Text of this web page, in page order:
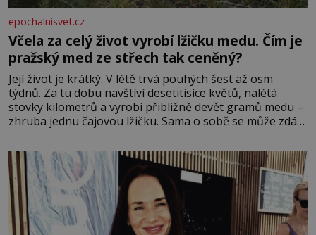
epochalnisvet.cz
Včela za celý život vyrobí lžičku medu. Čím je
pražský med ze střech tak ceněný?
Její život je krátký. V létě trvá pouhých šest až osm
týdnů. Za tu dobu navštíví desetitisíce květů, nalétá
stovky kilometrů a vyrobí přibližně devět gramů medu –
zhruba jednu čajovou lžičku. Sama o sobě se může zdát
tisíc příslušnic svého včelstva, vznikne jeden z
nejdokonalejších organismů